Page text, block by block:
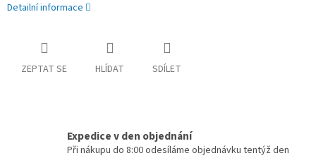
Detailní informace
ZEPTAT SE HLÍDAT SDÍLET
Expedice v den objednání
Při nákupu do 8:00 odesíláme objednávku tentýž den